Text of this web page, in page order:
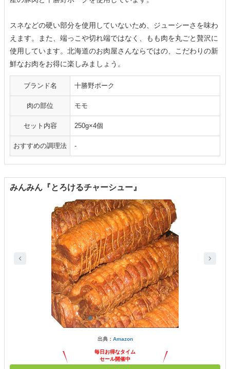
スネなどの硬い部分を使用していないため、ジューシーさを味わ
えます。また、端っこや切れ端ではなく、もも肉を丸ごと贅沢に
使用しています。北海道のお肉屋さんならではの、こだわりの新
鮮なお肉をお得に楽しみましょう。
ブランド名 十勝野ポーク
肉の部位 モモ
セット内容 250g×4個
おすすめの調理法 -
みんみん『とろけるチャーシュー』
出典： Amazon
毎日お得なタイム
セール開催中